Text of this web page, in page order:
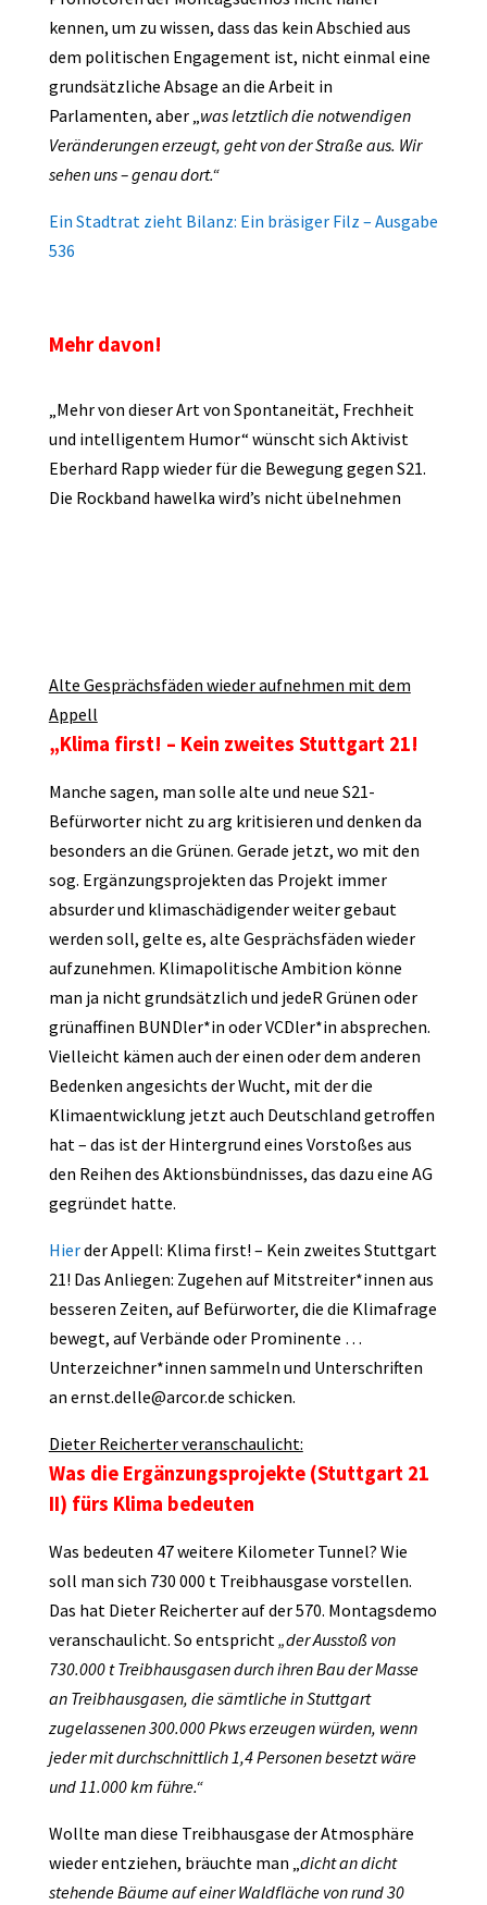
kennen, um zu wissen, dass das kein Abschied aus
dem politischen Engagement ist, nicht einmal eine
grundsätzliche Absage an die Arbeit in
Parlamenten, aber „was letztlich die notwendigen
Veränderungen erzeugt, geht von der Straße aus. Wir
sehen uns – genau dort.“
Ein Stadtrat zieht Bilanz: Ein bräsiger Filz – Ausgabe
536
Mehr davon!
„Mehr von dieser Art von Spontaneität, Frechheit
und intelligentem Humor“ wünscht sich Aktivist
Eberhard Rapp wieder für die Bewegung gegen S21.
Die Rockband hawelka wird’s nicht übelnehmen
Alte Gesprächsfäden wieder aufnehmen mit dem
Appell
„Klima first! – Kein zweites Stuttgart 21!
Manche sagen, man solle alte und neue S21-
Befürworter nicht zu arg kritisieren und denken da
besonders an die Grünen. Gerade jetzt, wo mit den
sog. Ergänzungsprojekten das Projekt immer
absurder und klimaschädigender weiter gebaut
werden soll, gelte es, alte Gesprächsfäden wieder
aufzunehmen. Klimapolitische Ambition könne
man ja nicht grundsätzlich und jedeR Grünen oder
grünaffinen BUNDler*in oder VCDler*in absprechen.
Vielleicht kämen auch der einen oder dem anderen
Bedenken angesichts der Wucht, mit der die
Klimaentwicklung jetzt auch Deutschland getroffen
hat – das ist der Hintergrund eines Vorstoßes aus
den Reihen des Aktionsbündnisses, das dazu eine AG
gegründet hatte.
Hierder Appell: Klima first! – Kein zweites Stuttgart
21! Das Anliegen: Zugehen auf Mitstreiter*innen aus
besseren Zeiten, auf Befürworter, die die Klimafrage
bewegt, auf Verbände oder Prominente …
Unterzeichner*innen sammeln und Unterschriften
an ernst.delle@arcor.de schicken.
Dieter Reicherter veranschaulicht:
Was die Ergänzungsprojekte (Stuttgart 21
II) fürs Klima bedeuten
Was bedeuten 47 weitere Kilometer Tunnel? Wie
soll man sich 730 000 t Treibhausgase vorstellen.
Das hat Dieter Reicherter auf der 570. Montagsdemo
veranschaulicht. So entspricht„der Ausstoß von
730.000 t Treibhausgasen durch ihren Bau der Masse
an Treibhausgasen, die sämtliche in Stuttgart
zugelassenen 300.000 Pkws erzeugen würden, wenn
jeder mit durchschnittlich 1,4 Personen besetzt wäre
und 11.000 km führe.“
Wollte man diese Treibhausgase der Atmosphäre
wieder entziehen, bräuchte man „dicht an dicht
stehende Bäume auf einer Waldfläche von rund 30